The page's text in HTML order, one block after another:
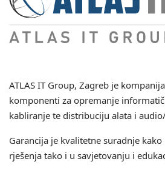
ATLAS IT Group, Zagreb je
komponenti za opremanje
kabliranje te distribuciju alata i
Garancija je kvalitetne suradnje
rješenja tako i u savjetovanju i